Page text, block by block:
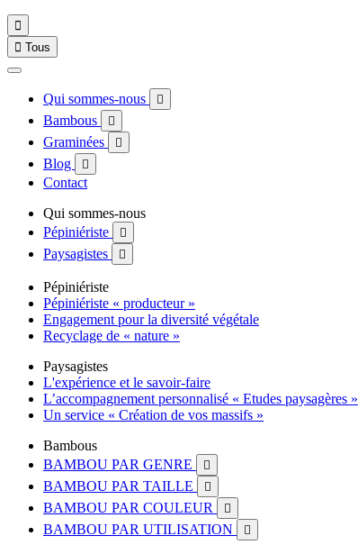

 Tous
Qui sommes-nous 
Bambous 
Graminées 
Blog 
Contact
Qui sommes-nous
Pépiniériste

Paysagistes 
Pépiniériste
Pépiniériste « producteur »
Engagement pour la diversité végétale
Recyclage de « nature »
Paysagistes
L'expérience et le savoir-faire
L’accompagnement personnalisé « Etudes paysagères »
Un service « Création de vos massifs »
Bambous
BAMBOU PAR GENRE

BAMBOU PAR TAILLE 
BAMBOU PAR COULEUR 
BAMBOU PAR UTILISATION 